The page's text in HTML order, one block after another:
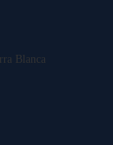
Blanca